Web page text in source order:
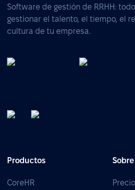
Software de gestión de RRHH:
gestionar el talento, el tiempo, el
cultura de tu empresa.
Productos
CoreHR